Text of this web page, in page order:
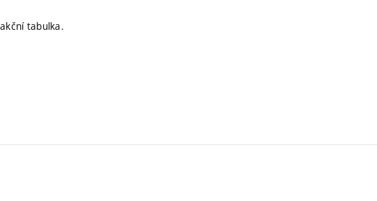
tabulka.